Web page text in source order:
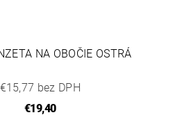
NA OBOČIE OSTRÁ
€15,77 bez DPH
€19,40